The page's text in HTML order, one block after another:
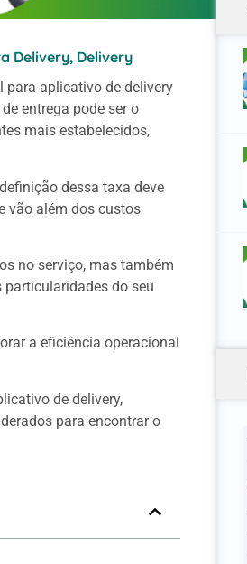
Delivery, Delivery
para aplicativo de delivery
entrega pode ser o
mais estabelecidos,
dessa taxa deve
vão além dos custos
no serviço, mas também
particularidades do seu
a eficiência operacional
de delivery,
para encontrar o